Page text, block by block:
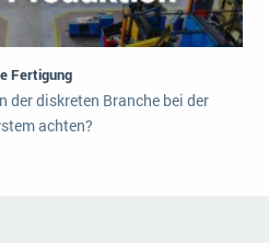
Fertigung
der diskreten Branche bei der
achten?